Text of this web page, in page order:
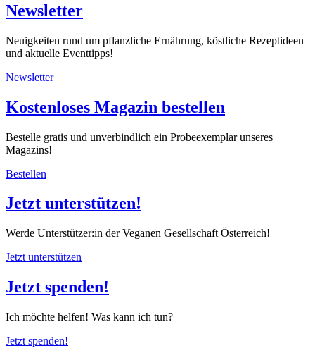
Newsletter
Neuigkeiten rund um pflanzliche Ernährung, köstliche Rezeptideen
und aktuelle Eventtipps!
Newsletter
Kostenloses Magazin bestellen
Bestelle gratis und unverbindlich ein Probeexemplar unseres
Magazins!
Bestellen
Jetzt unterstützen!
Werde Unterstützer:in der Veganen Gesellschaft Österreich!
Jetzt unterstützen
Jetzt spenden!
Ich möchte helfen! Was kann ich tun?
Jetzt spenden!